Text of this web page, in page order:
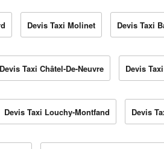
Devis Taxi Molinet Devis Taxi
Devis Taxi Châtel-De-Neuvre Devis
Devis Taxi Louchy-Montfand Devis